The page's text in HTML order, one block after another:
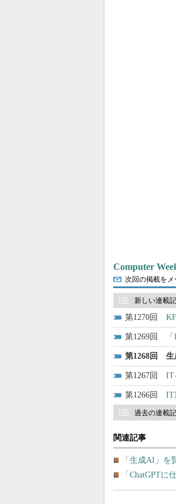
Computer
次回の掲載を
新しい連載
1270
1269
1268 生
1267 IT
1266 IT
過去の連載
関連記事
「生成AI」
「ChatGPT